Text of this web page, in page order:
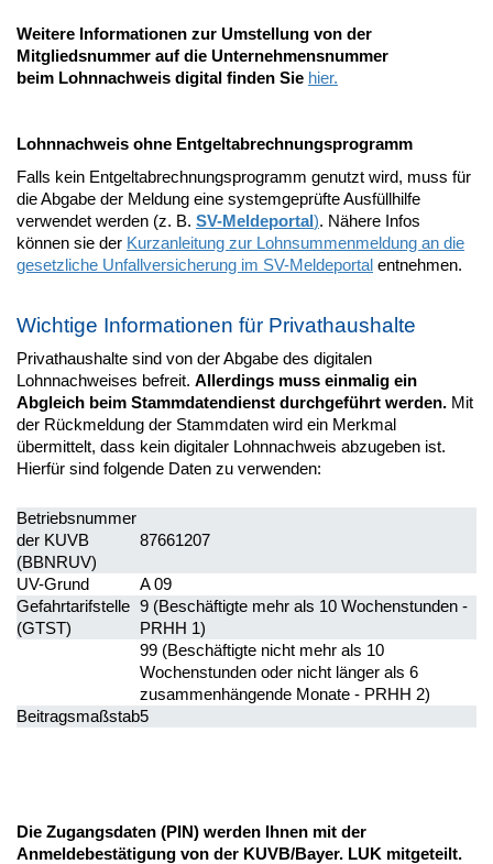
Weitere Informationen zur Umstellung von der
Mitgliedsnummer auf die Unternehmensnummer
beim Lohnnachweis digital finden Sie hier.
Lohnnachweis ohne Entgeltabrechnungsprogramm
Falls kein Entgeltabrechnungsprogramm genutzt wird, muss für
die Abgabe der Meldung eine systemgeprüfte Ausfüllhilfe
verwendet werden (z. B. SV-Meldeportal). Nähere Infos
können sie der Kurzanleitung zur Lohnsummenmeldung an die
gesetzliche Unfallversicherung im SV-Meldeportal entnehmen.
Wichtige Informationen für Privathaushalte
Privathaushalte sind von der Abgabe des digitalen
Lohnnachweises befreit. Allerdings muss einmalig ein
Abgleich beim Stammdatendienst durchgeführt werden. Mit
der Rückmeldung der Stammdaten wird ein Merkmal
übermittelt, dass kein digitaler Lohnnachweis abzugeben ist.
Hierfür sind folgende Daten zu verwenden:
Betriebsnummer
der KUVB
(BBNRUV)
87661207
UV-Grund
A 09
Gefahrtarifstelle
(GTST)
9 (Beschäftigte mehr als 10 Wochenstunden -
PRHH 1)
99 (Beschäftigte nicht mehr als 10
Wochenstunden oder nicht länger als 6
zusammenhängende Monate - PRHH 2)
Beitragsmaßstab5
Die Zugangsdaten (PIN) werden Ihnen mit der
Anmeldebestätigung von der KUVB/Bayer. LUK mitgeteilt.